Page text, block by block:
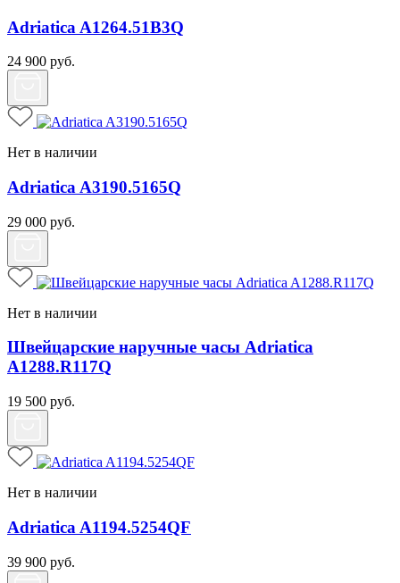
Adriatica A1264.51B3Q
24 900 руб.
Нет в наличии
Adriatica A3190.5165Q
29 000 руб.
Нет в наличии
Швейцарские наручные часы Adriatica
A1288.R117Q
19 500 руб.
Нет в наличии
Adriatica A1194.5254QF
39 900 руб.